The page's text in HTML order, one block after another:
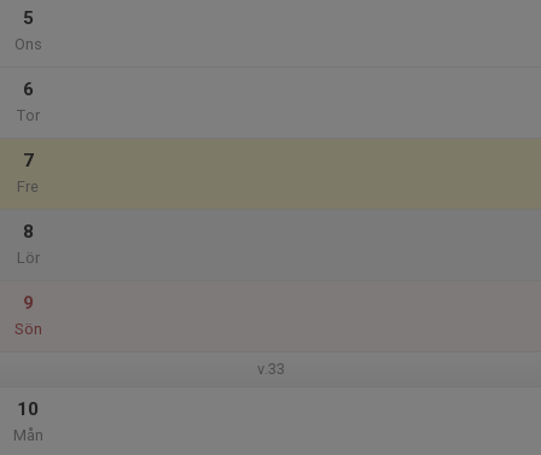
5
Ons
6
Tor
7
Fre
8
Lör
9
Sön
v.33
10
Mån